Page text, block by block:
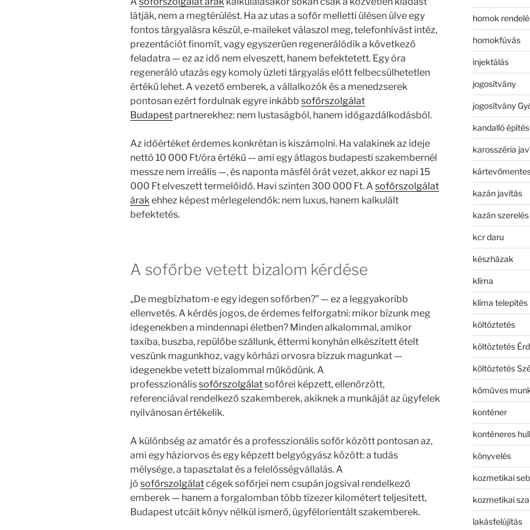
látják, nem a megtérülést. Ha az utas a sofőr melletti ülésen ülve egy
fontos tárgyalásra készül, e-maileket válaszol meg, telefonhívást intéz,
prezentációt finomít, vagy egyszerűen regenerálódik a következő
feladatra — ez az idő nem elveszett, hanem befektetett. Egy óra
regeneráló utazás egy komoly üzleti tárgyalás előtt felbecsülhetetlen
értékű lehet. A vezető emberek, a vállalkozók és a menedzserek
pontosan ezért fordulnak egyre inkább sofőrszolgálat
Budapest partnerekhez: nem lustaságból, hanem időgazdálkodásból.
Az időértéket érdemes konkrétan is kiszámolni. Ha valakinek az ideje
nettó 10 000 Ft/óra értékű — ami egy átlagos budapesti szakembernél
messze nem irreális —, és naponta másfél órát vezet, akkor ez napi 15
000 Ft elveszett termelőidő. Havi szinten 300 000 Ft. A sofőrszolgálat
árakehhez képest mérlegelendők: nem luxus, hanem kalkulált
befektetés.
A sofőrbe vetett bizalom kérdése
„De megbízhatom-e egy idegen sofőrben?” — ez a leggyakoribb
ellenvetés. A kérdés jogos, de érdemes felforgatni: mikor bízunk meg
idegenekben a mindennapi életben? Minden alkalommal, amikor
taxiba, buszba, repülőbe szállunk, éttermi konyhán elkészített ételt
veszünk magunkhoz, vagy kórházi orvosra bízzuk magunkat —
idegenekbe vetett bizalommal működünk. A
professzionálissofőrszolgálatsofőrei képzett, ellenőrzött,
referenciával rendelkező szakemberek, akiknek a munkáját az ügyfelek
nyilvánosan értékelik.
A különbség az amatőr és a professzionális sofőr között pontosan az,
ami egy háziorvos és egy képzett belgyógyász között: a tudás
mélysége, a tapasztalat és a felelősségvállalás. A
jó sofőrszolgálatcégek sofőrjei nem csupán jogsival rendelkező
emberek — hanem a forgalomban több tízezer kilométert teljesített,
Budapest utcáit könyv nélkül ismerő, ügyfélorientált szakemberek.
homok
homokfúvás
injektálás
jogosítvány
jogosítvány
kandalló építés
karosszéria
kazán javítás
kazán szerelés
kcr daru
készházak
klíma
klíma telepítés
költöztetés
költöztetés Érd
költöztetés
kőműves
konténer
konténeres
könyvelés
kozmetikai
kozmetikai
lakásfelújítás